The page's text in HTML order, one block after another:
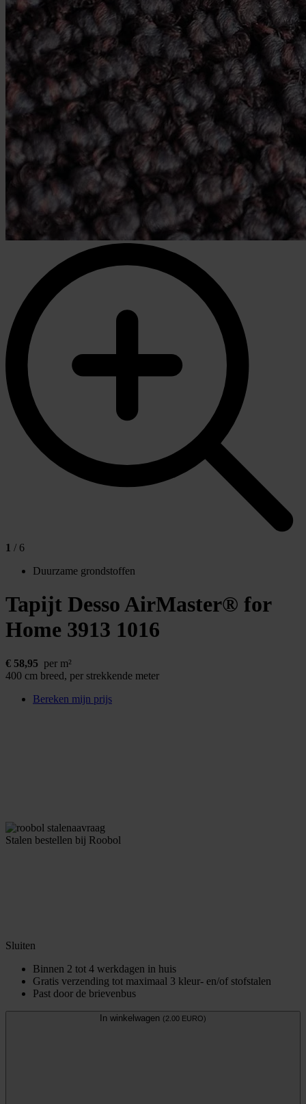
1 / 6
Duurzame grondstoffen
Tapijt Desso AirMaster® for
Home 3913 1016
€ 58,95 per m²
400 cm breed, per strekkende meter
Bereken mijn prijs
Stalen bestellen bij Roobol
Sluiten
Binnen 2 tot 4 werkdagen in huis
Gratis verzending tot maximaal 3 kleur- en/of stofstalen
Past door de brievenbus
In winkelwagen (2.00 EURO)